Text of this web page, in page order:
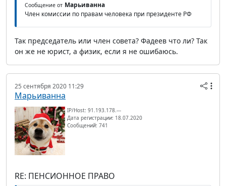
Сообщение от Марьиванна
Член комиссии по правам человека при президенте РФ
Так председатель или член совета? Фадеев что ли? Так
он же не юрист, а физик, если я не ошибаюсь.
25 сентября 2020 11:29
Марьиванна
IP/Host: 91.193.178.---
Дата регистрации: 18.07.2020
Сообщений: 741
RE: ПЕНСИОННОЕ ПРАВО